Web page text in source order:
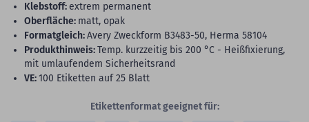
Klebstoff: extrem permanent
Oberfläche: matt, opak
Formatgleich:Avery Zweckform B3483-50, Herma 58104
Produkthinweis:Temp. kurzzeitig bis 200 °C - Heißfixierung,
mit umlaufendem Sicherheitsrand
VE:100 Etiketten auf 25 Blatt
Etikettenformat geeignet für: